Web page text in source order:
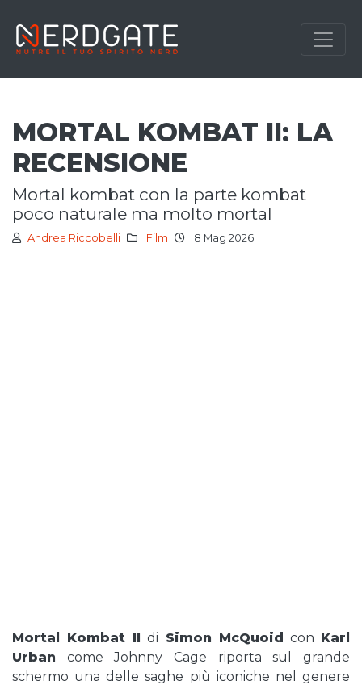
MORTAL KOMBAT II: LA
RECENSIONE
mortal kombat con la parte kombat
poco naturale ma molto mortal
Andrea Riccobelli Film 8 Mag 2026
Mortal Kombat II di Simon McQuoid con Karl
Urban come Johnny Cage riporta sul grande
schermo una delle saghe più iconiche nel genere